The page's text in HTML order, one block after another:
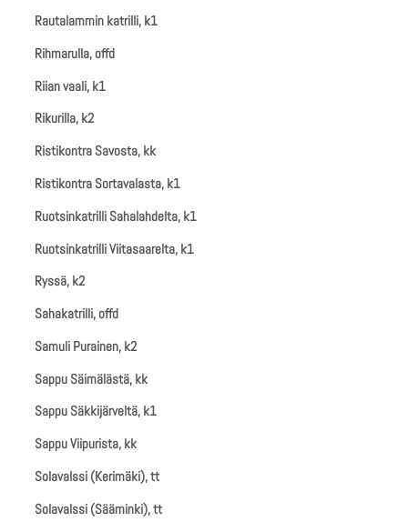
Rautalammin katrilli, k1
Rihmarulla, offd
Riian vaali, k1
Rikurilla, k2
Ristikontra Savosta, kk
Ristikontra Sortavalasta, k1
Ruotsinkatrilli Sahalahdelta, k1
Ruotsinkatrilli Viitasaarelta, k1
Ryssä, k2
Sahakatrilli, offd
Samuli Purainen, k2
Sappu Säimälästä, kk
Sappu Säkkijärveltä, k1
Sappu Viipurista, kk
Solavalssi (Kerimäki), tt
Solavalssi (Sääminki), tt